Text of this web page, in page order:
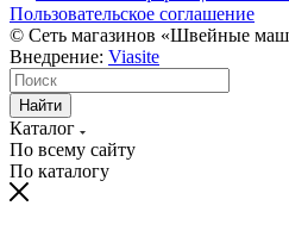
Пользовательское соглашение
© Сеть магазинов «Швейные
Внедрение: Viasite
Найти
Каталог
По всему сайту
По каталогу